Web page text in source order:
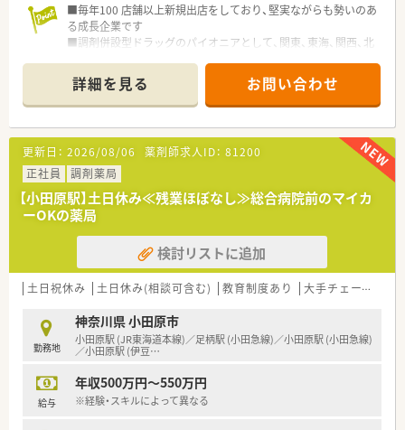
■毎年100 店舗以上新規出店をしており、堅実ながらも勢いのあ
る成長企業です
■調剤併設型ドラッグのパイオニアとして、関東、東海、関西、北
■研修制度は様々なプランがあり、集合研修だけでなく任意で受
講可能な研修も幅広く用意されています
■店舗で活躍する従業員、社外で活躍する従業員、将来経営幹部
となる従業員など、薬剤師として様々な活躍ができるフィールド
を用意されています
■総合薬剤師・調剤薬剤師（土日休み・19時までの勤務）どちらか
の働き方を選択できます
■調剤併設型だけでなく「医療モール・クリニック併設店舗」「敷
地内薬局」「訪問調剤特化型店舗」など様々な店舗を運営してい
ます
■在宅医療にも積極的取り組んでおり「訪問調剤特化型店舗」を
50店舗以上、無菌調剤室は業界最多の51店舗設置しています
■「プラチナくるみん認定企業」「健康経営優良法人2023（大規模
法人部門）認定」等を取得し一人ひとりが働きやすい環境が整備
■充実した研修制度、人事制度、評価制度、キャリア支援制度等
があるのも特徴です
詳細を見る お問い合わせ
更新日： 2026/08/06 薬剤師求人ID： 81200
正社員
調剤薬局
【小田原駅】土日休み≪残業ほぼなし≫総合病院前のマイカ
ーOKの薬局
検討リストに追加
土日祝休み 土日休み(相談可含む) 教育制度あり 大手チェーン以外
勤務地
神奈川県 小田原市
小田原駅 (JR東海道本線)／足柄駅 (小田急線)／小田原駅 (小田急線)
／小田原駅 (伊豆…
給与
年収500万円～550万円
※経験・スキルによって異なる